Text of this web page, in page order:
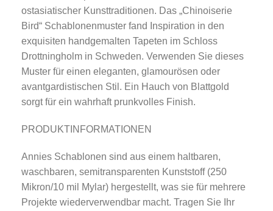
ostasiatischer Kunsttraditionen. Das „Chinoiserie
Bird“ Schablonenmuster fand Inspiration in den
exquisiten handgemalten Tapeten im Schloss
Drottningholm in Schweden. Verwenden Sie dieses
Muster für einen eleganten, glamourösen oder
avantgardistischen Stil. Ein Hauch von Blattgold
sorgt für ein wahrhaft prunkvolles Finish.
PRODUKTINFORMATIONEN
Annies Schablonen sind aus einem haltbaren,
waschbaren, semitransparenten Kunststoff (250
Mikron/10 mil Mylar) hergestellt, was sie für mehrere
Projekte wiederverwendbar macht. Tragen Sie Ihr